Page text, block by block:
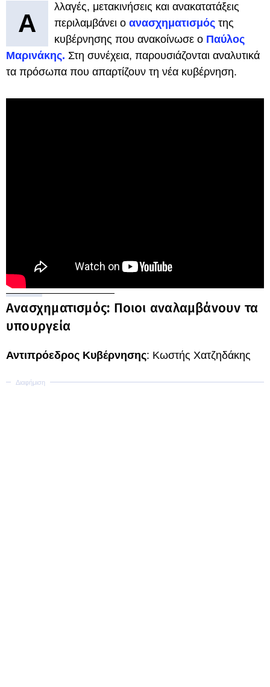
Α
λλαγές, μετακινήσεις και ανακατατάξεις
περιλαμβάνει ο ανασχηματισμός της
κυβέρνησης που ανακοίνωσε ο Παύλος
Μαρινάκης. Στη συνέχεια, παρουσιάζονται αναλυτικά
τα πρόσωπα που απαρτίζουν τη νέα κυβέρνηση.
Ανασχηματισμός: Ποιοι αναλαμβάνουν τα
υπουργεία
Αντιπρόεδρος Κυβέρνησης: Κωστής Χατζηδάκης